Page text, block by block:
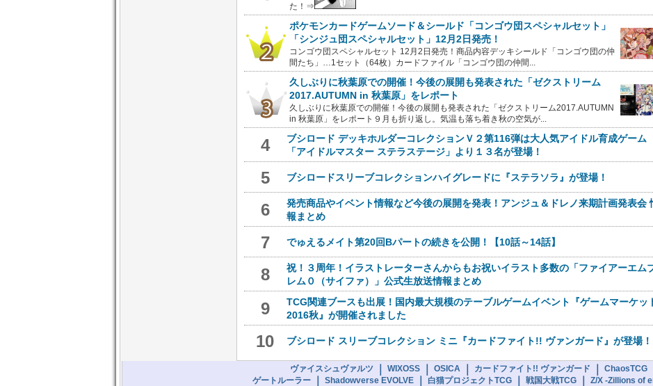
た！⇒
ポケモンカードゲームソード＆シールド「コンゴウ団スペシャルセット」
「シンジュ団スペシャルセット」12月2日発売！
コンゴウ団スペシャルセット 12月2日発売！商品内容デッキシールド「コンゴウ団の仲
間たち」…1セット（64枚）カードファイル「コンゴウ団の仲間...
久しぶりに秋葉原での開催！今後の展開も発表された「ゼクストリーム
2017.AUTUMN in 秋葉原」をレポート
久しぶりに秋葉原での開催！今後の展開も発表された「ゼクストリーム2017.AUTUMN
in 秋葉原」をレポート９月も折り返し。気温も落ち着き秋の空気が...
4
ブシロード デッキホルダーコレクションＶ２第116弾は大人気アイドル育成ゲーム
「アイドルマスター ステラステージ」より１３名が登場！
5 ブシロードスリーブコレクションハイグレードに『ステラソラ』が登場！
6
発売商品やイベント情報など今後の展開を発表！アンジュ＆ドレノ来期計画発表会
報まとめ
7 でゅえるメイト第20回Bパートの続きを公開！【10話～14話】
8
祝！３周年！イラストレーターさんからもお祝いイラスト多数の「ファイアーエム
レム０（サイファ）」公式生放送情報まとめ
9
TCG関連ブースも出展！国内最大規模のテーブルゲームイベント『ゲームマーケッ
2016秋』が開催されました
10 ブシロード スリーブコレクション ミニ『カードファイト!! ヴァンガード』が登場！
ヴァイスシュヴァルツ WIXOSS OSICA カードファイト!! ヴァンガード
ChaosTCG
ゲートルーラー
Shadowverse EVOLVE 白猫プロジェクトTCG 戦国大戦TCG Z/X -Zillions of